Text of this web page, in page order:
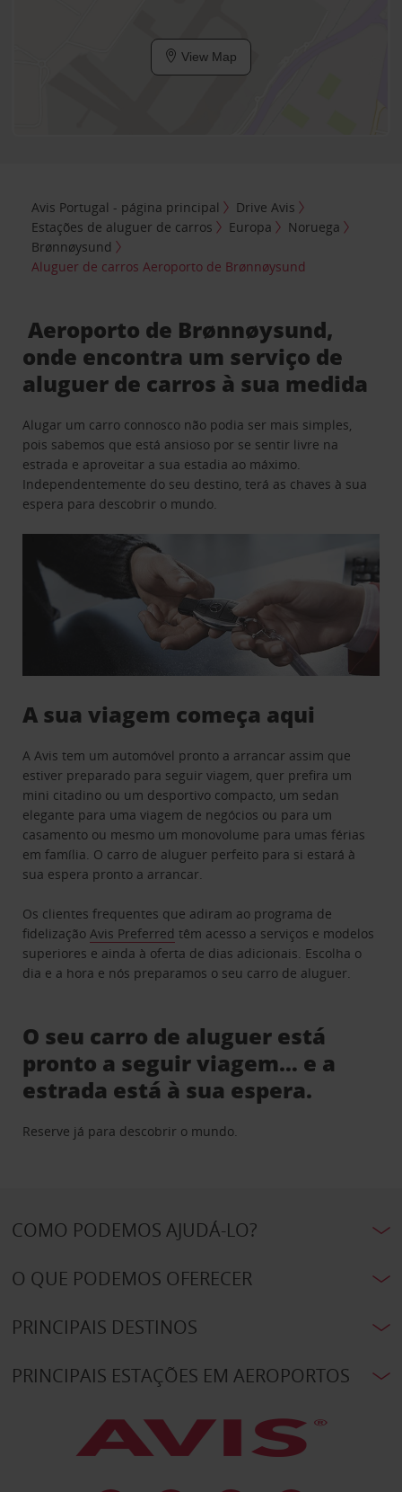
View Map
Avis Portugal - página principal
Drive Avis
Estações de aluguer de carros
Europa
Noruega
Brønnøysund
Aluguer de carros Aeroporto de Brønnøysund
Aeroporto de Brønnøysund,
onde encontra um serviço de
aluguer de carros à sua medida
Alugar um carro connosco não podia ser mais simples,
pois sabemos que está ansioso por se sentir livre na
estrada e aproveitar a sua estadia ao máximo.
Independentemente do seu destino, terá as chaves à sua
espera para descobrir o mundo.
A sua viagem começa aqui
A Avis tem um automóvel pronto a arrancar assim que
estiver preparado para seguir viagem, quer prefira um
mini citadino ou um desportivo compacto, um sedan
elegante para uma viagem de negócios ou para um
casamento ou mesmo um monovolume para umas férias
em família. O carro de aluguer perfeito para si estará à
sua espera pronto a arrancar.
Os clientes frequentes que adiram ao programa de
fidelizaçãoAvis Preferred têm acesso a serviços e modelos
superiores e ainda à oferta de dias adicionais. Escolha o
dia e a hora e nós preparamos o seu carro de aluguer.
O seu carro de aluguer está
pronto a seguir viagem… e a
estrada está à sua espera.
Reserve já para descobrir o mundo.
COMO PODEMOS AJUDÁ-LO?
O QUE PODEMOS OFERECER
PRINCIPAIS DESTINOS
PRINCIPAIS ESTAÇÕES EM AEROPORTOS